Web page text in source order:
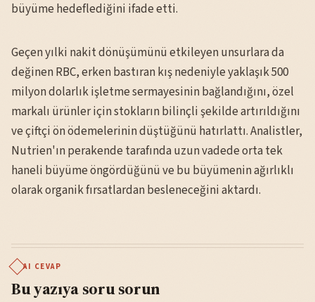
büyüme hedeflediğini ifade etti.
Geçen yılki nakit dönüşümünü etkileyen unsurlara da
değinen RBC, erken bastıran kış nedeniyle yaklaşık 500
milyon dolarlık işletme sermayesinin bağlandığını, özel
markalı ürünler için stokların bilinçli şekilde artırıldığını
ve çiftçi ön ödemelerinin düştüğünü hatırlattı. Analistler,
Nutrien'ın perakende tarafında uzun vadede orta tek
haneli büyüme öngördüğünü ve bu büyümenin ağırlıklı
olarak organik fırsatlardan besleneceğini aktardı.
AI CEVAP
Bu yazıya soru sorun